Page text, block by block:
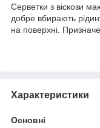
Серветки з віскози
добре вбирають
на поверхні.
Характеристики
Основні